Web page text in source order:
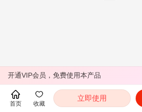
开通VIP会员，免费使用本产品
首页 收藏
立即使用